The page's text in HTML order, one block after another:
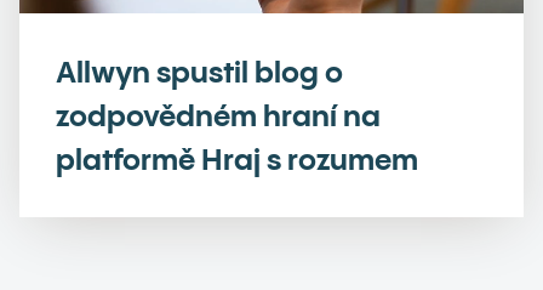
Allwyn spustil blog o
zodpovědném hraní na
platformě Hraj s rozumem